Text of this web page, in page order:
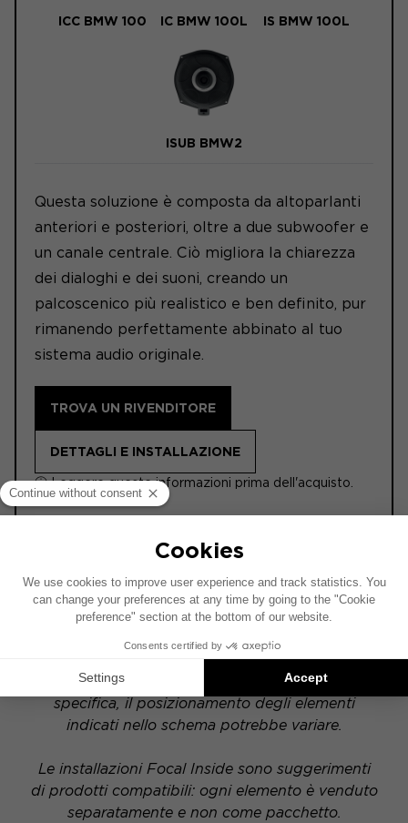
ICC BMW 100 IC BMW 100L IS BMW 100L
ISUB BMW2
Questa soluzione è composta da altoparlanti
anteriori e posteriori, oltre a due subwoofer e
un canale centrale. Ciò migliora la chiarezza
dei dialoghi e dei suoni, creando un
palcoscenico più realistico e ben definito, pur
rimanendo perfettamente abbinato al tuo
sistema audio originale.
TROVA UN RIVENDITORE
DETTAGLI E INSTALLAZIONE
ⓘ Leggere queste informazioni prima dell'acquisto.
Questo schema di installazione si basa su un
veicolo dotato di un impianto audio di serie. Se il
tuo veicolo è equipaggiato con un'opzione hi-fi
specifica, il posizionamento degli elementi
indicati nello schema potrebbe variare.
Le installazioni Focal Inside sono suggerimenti
di prodotti compatibili: ogni elemento è venduto
separatamente e non come pacchetto.